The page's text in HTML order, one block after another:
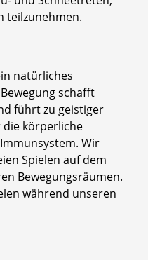
teilzunehmen.
natürliches
schafft
führt zu geistiger
die körperliche
Wir
Spielen auf dem
Bewegungsräumen.
während unseren